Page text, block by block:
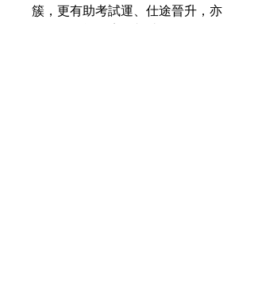
簇，更有助考試運、仕途晉升，亦